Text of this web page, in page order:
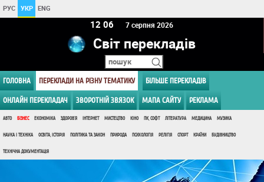
РУС УКР ENG
12 06 7 серпня 2026
Світ перекладів
ГОЛОВНА ПЕРЕКЛАДИ НА РІЗНУ ТЕМАТИКУ БІЛЬШЕ ПЕРЕКЛАДІВ
ОНЛАЙН ПЕРЕКЛАДАЧ ЗВОРОТНІЙ ЗВЯЗОК МАПА САЙТУ РЕКЛАМА
АВТО БІЗНЕС ЕКОНОМІКА ЗДОРОВ'Я ІНТЕРНЕТ МИСТЕЦТВО КІНО ПК, СОФТ ЛІТЕРАТУРА МЕДИЦИНА МУЗИКА
НАУКА І ТЕХНІКА ОСВІТА, ІСТОРІЯ ПОЛІТИКА ТА ЗАКОН ПРИРОДА ПСИХОЛОГІЯ РЕЛІГІЯ СПОРТ КРАЇНИ БУДІВНИЦТВО
ТЕХНІЧНА ДОКУМЕНТАЦІЯ